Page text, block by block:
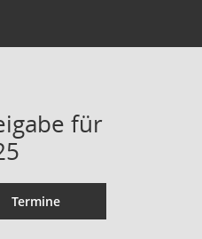
für
Termine